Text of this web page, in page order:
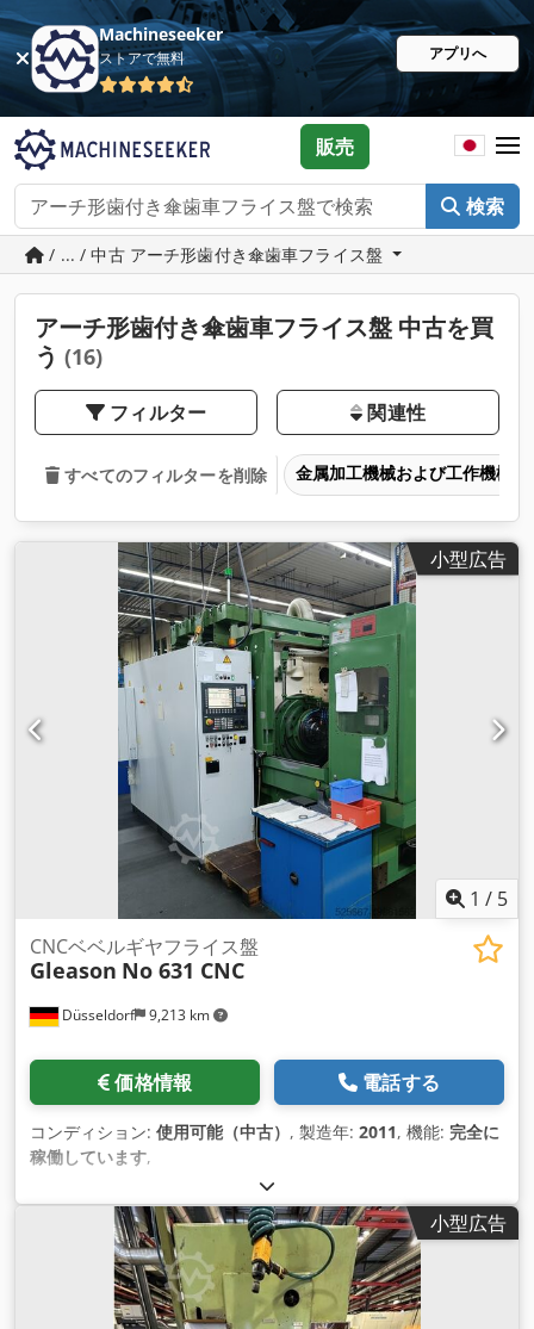
Machineseeker
ストアで無料 アプリへ
検索
販売
/ ... / 中古 アーチ形歯付き傘歯車フライス盤
アーチ形歯付き傘歯車フライス盤 中古を買
う (16)
フィルター 関連性
すべてのフィルターを削除 金属加工機械および工作機械
小型広告
1 / 5
Düsseldorf 9,213 km
CNCベベルギヤフライス盤
Gleason No 631 CNC
価格情報 電話する
コンディション: 使用可能（中古） , 製造年: 2011, 機能: 完全に
稼働しています,
小型広告